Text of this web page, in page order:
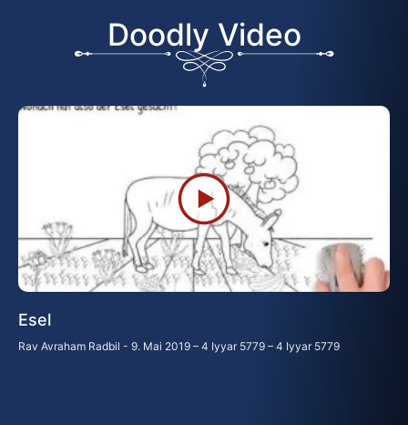
Doodly Video
Esel
Rav Avraham Radbil 9. Mai 2019 – 4 Iyyar 5779 – 4 Iyyar 5779